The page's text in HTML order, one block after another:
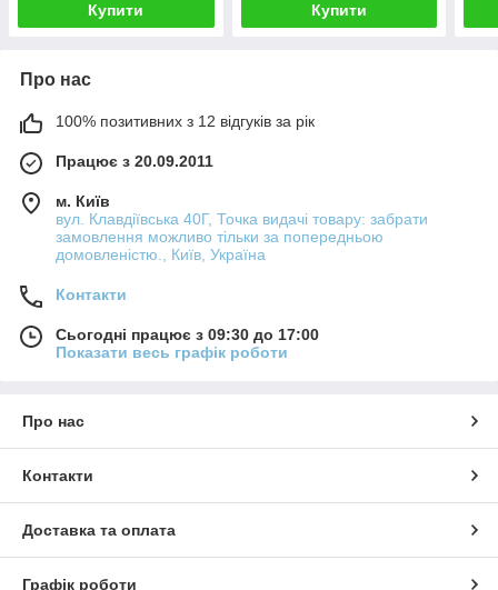
Купити Купити
Про нас
100% позитивних з 12 відгуків за рік
Працює з 20.09.2011
м. Київ
вул. Клавдіївська 40Г, Точка видачі товару: забрати
замовлення можливо тільки за попередньою
домовленістю., Київ, Україна
Контакти
Сьогодні працює з 09:30 до 17:00
Показати весь графік роботи
Про нас
Контакти
Доставка та оплата
Графік роботи